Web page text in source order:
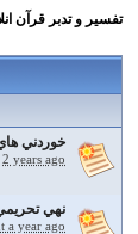
تفسير و‌ تدبر قرآن
خوردني
2 years ago
نهي
a year ago